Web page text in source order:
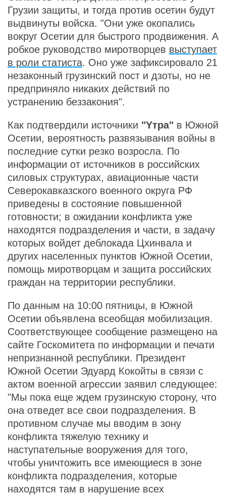
Грузии защиты, и тогда против осетин будут
выдвинуты войска. "Они уже окопались
вокруг Осетии для быстрого продвижения. А
робкое руководство миротворцев выступает
в роли статиста. Оно уже зафиксировало 21
незаконный грузинский пост и дзоты, но не
предприняло никаких действий по
устранению беззакония".
Как подтвердили источники "Yтра" в Южной
Осетии, вероятность развязывания войны в
последние сутки резко возросла. По
информации от источников в российских
силовых структурах, авиационные части
Северокавказского военного округа РФ
приведены в состояние повышенной
готовности; в ожидании конфликта уже
находятся подразделения и части, в задачу
которых войдет деблокада Цхинвала и
других населенных пунктов Южной Осетии,
помощь миротворцам и защита российских
граждан на территории республики.
По данным на 10:00 пятницы, в Южной
Осетии объявлена всеобщая мобилизация.
Соответствующее сообщение размещено на
сайте Госкомитета по информации и печати
непризнанной республики. Президент
Южной Осетии Эдуард Кокойты в связи с
актом военной агрессии заявил следующее:
"Мы пока еще ждем грузинскую сторону, что
она отведет все свои подразделения. В
противном случае мы вводим в зону
конфликта тяжелую технику и
наступательные вооружения для того,
чтобы уничтожить все имеющиеся в зоне
конфликта подразделения, которые
находятся там в нарушение всех